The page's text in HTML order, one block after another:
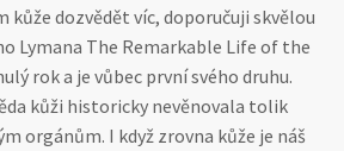
kůže dozvědět víc, doporučuji skvělou
Lymana The Remarkable Life of the
rok a je vůbec první svého druhu.
kůži historicky nevěnovala tolik
orgánům. I když zrovna kůže je náš